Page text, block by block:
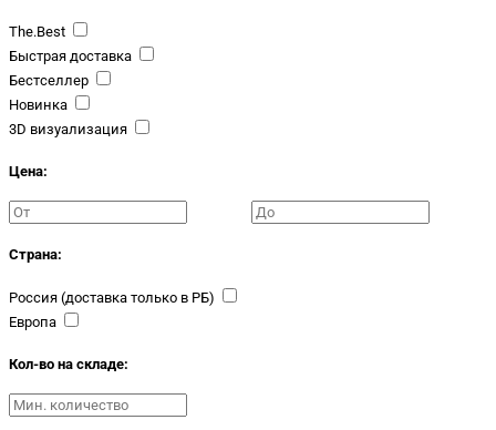
The.Best
Быстрая доставка
Бестселлер
Новинка
3D визуализация
Цена:
Страна:
Россия (доставка только в РБ)
Европа
Кол-во на складе: